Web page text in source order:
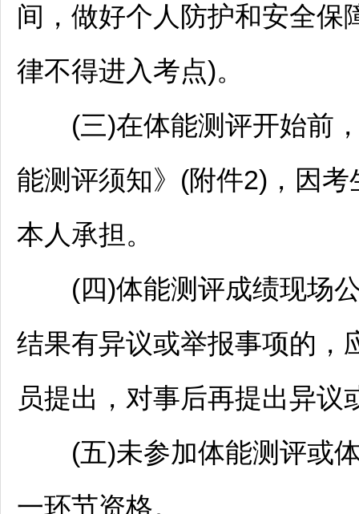
间，做好个人防护和安全保
律不得进入考点)。
(三)在体能测评开始前，
能测评须知》(附件2)，因
本人承担。
(四)体能测评成绩现场公
结果有异议或举报事项的，
员提出，对事后再提出异议
(五)未参加体能测评或体
一环节资格。